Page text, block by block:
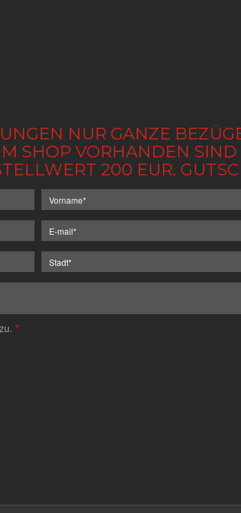
NUR GANZE
SHOP VORHANDEN
200 EUR.
zu. *